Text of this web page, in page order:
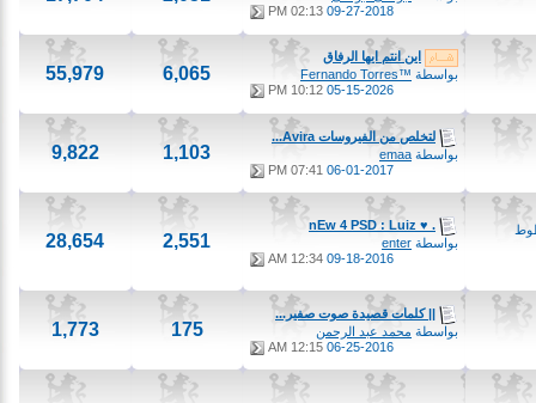
09-27-2018
02:13 PM
اين انتم ايها الرفاق
بواسطة™Fernando Torres
05-15-2026
10:12 PM
6,065
55,979
لتخلص من الفيروسات Avira...
بواسطةemaa
06-01-2017
07:41 PM
1,103
9,822
. ♥ nEw 4 PSD : Luiz
بواسطةenter
09-18-2016
12:34 AM
2,551
28,654
|| كلمات قصيدة صوت صفير...
بواسطةمحمد عبد الرحمن
06-25-2016
12:15 AM
175
1,773